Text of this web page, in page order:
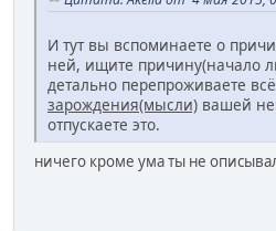
И тут вы вспоминаете о
ней, ищите причину(начало
детально перепроживаете
зарождения(мысли) вашей
отпускаете это.
ничего кроме ума ты не